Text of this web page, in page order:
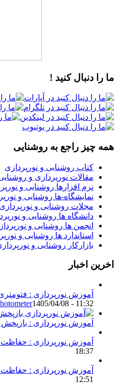
ما را دنبال کنید !
همه چیز راجع به روشنایی
کتاب روشنایی و نورپردازی
مقالات نورپردازی و
نرم افزارها روشنایی و
نمایشگاه-ها روشنایی و
مجلات روشنایی و نورپردازی
دانشگاه ها روشنایی و
انجمن ها روشنایی و
استاندارد ها روشنایی و
بازارکار روشنایی و
اخرین اخبار
آموزش نورپردازی : فتومتری
1405/04/08 - 11:32
آموزش نورپردازی : بازپخش
آموزش نورپردازی : حفاظت
18:37
آموزش نورپردازی : حفاظت
12:51